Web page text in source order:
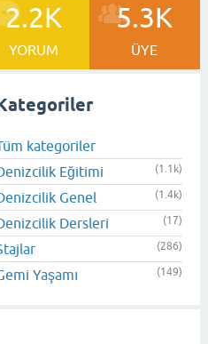
2.2K
YORUM
5.3K
ÜYE
kategoriler
Eğitimi
(1.1k)
Genel (1.4k)
Dersleri (17)
(286)
Yaşamı (149)